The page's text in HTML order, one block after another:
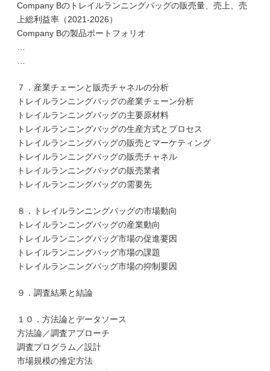
Company Bのトレイルランニングバッグの販売量、売上、売
上総利益率（2021-2026）
Company Bの製品ポートフォリオ
７．産業チェーンと販売チャネルの分析
トレイルランニングバッグの産業チェーン分析
トレイルランニングバッグの主要原材料
トレイルランニングバッグの生産方式とプロセス
トレイルランニングバッグの販売とマーケティング
トレイルランニングバッグの販売チャネル
トレイルランニングバッグの販売業者
トレイルランニングバッグの需要先
８．トレイルランニングバッグの市場動向
トレイルランニングバッグの産業動向
トレイルランニングバッグ市場の促進要因
トレイルランニングバッグ市場の課題
トレイルランニングバッグ市場の抑制要因
９．調査結果と結論
１０．方法論とデータソース
方法論／調査アプローチ
調査プログラム／設計
市場規模の推定方法